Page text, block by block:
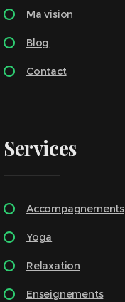
Ma vision
Blog
Contact
Services
Accompagnements
Yoga
Relaxation
Enseignements